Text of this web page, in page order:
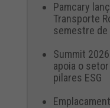
Pamcary
Transporte
semestre de
Summit
apoia o
pilares ESG